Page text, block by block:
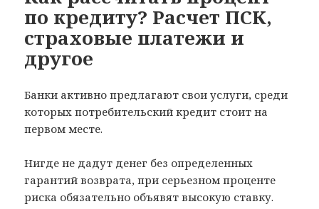
по кредиту? Расчет ПСК,
страховые платежи и
другое
Банки активно предлагают свои услуги, среди
которых потребительский кредит стоит на
первом месте.
Нигде не дадут денег без определенных
гарантий возврата, при серьезном проценте
риска обязательно объявят высокую ставку.